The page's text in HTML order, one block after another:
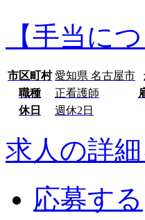
【手当に
市区町村 愛知県 名古屋市
職種
正看護師
休日
週休2日
求人の詳
応募する